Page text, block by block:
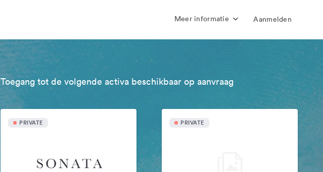
Meer informatie Aanmelden
Toegang tot de volgende activa beschikbaar op aanvraag
PRIVATE PRIVATE